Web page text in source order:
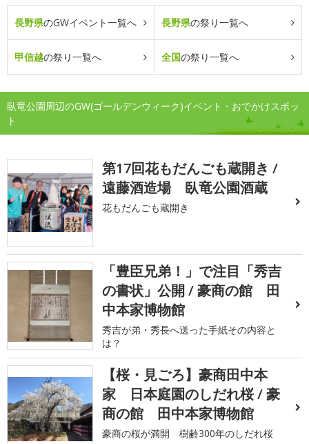
長野県のGWイベント一覧へ 長野県の祭り一覧へ
甲信越の祭り一覧へ 全国の祭り一覧へ
臥竜公園周辺のGW(ゴールデンウィーク)イベント・おでかけスポッ
ト
第17回花もだんごも蔵開き /
遠藤酒造場 臥竜公園酒蔵
花もだんごも蔵開き
「豊臣兄弟！」で注目「秀吉
の書状」公開 / 豪商の館 田
中本家博物館
秀吉が弟・秀長へ送った手紙その内容と
は？
【桜・見ごろ】豪商田中本
家 日本庭園のしだれ桜 / 豪
商の館 田中本家博物館
豪商の桜が満開 樹齢300年のしだれ桜